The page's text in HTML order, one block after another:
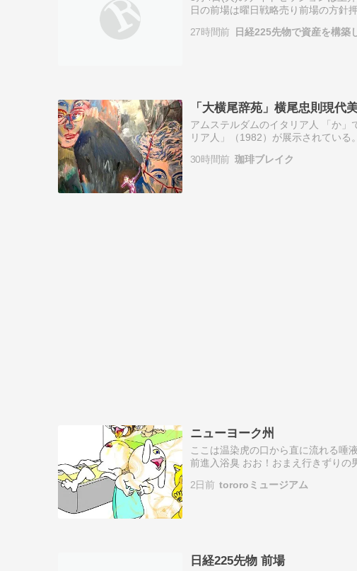
日の前場は曜日戦略売り前場の方針
27時間前 日経225先物で資産を構築
「大横尾辞苑」横尾忠則現代
アムステルダムのイタリア人 「か」
リア人」（1982）が展示されてい
展覧…
30時間前 珈琲ブレイク
ニューヨーク州
ここは温染虎の口から直に流れる唾
前進入浴臭 おお！おまえ行きずりの
グラン…
2日前 tororoミュージアム
日経225先物 前場